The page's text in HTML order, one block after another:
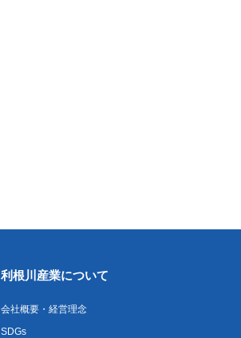
利根川産業について
会社概要・経営理念
SDGs